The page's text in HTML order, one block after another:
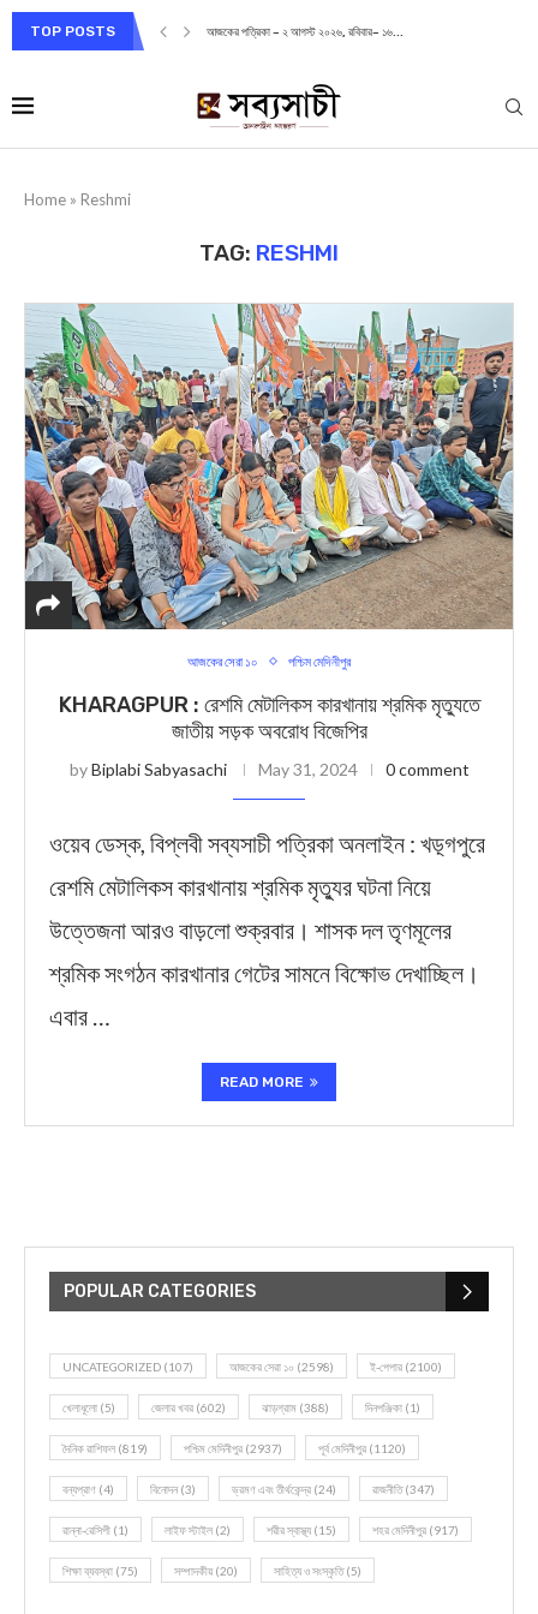
TOP POSTS আজকের পত্রিকা – ২ আগস্ট ২০২৬, রবিবার– ১৬...
Home » Reshmi
TAG: RESHMI
আজকের সেরা ১০ পশ্চিম মেদিনীপুর
KHARAGPUR : রেশমি মেটালিকস কারখানায় শ্রমিক মৃত্যুতে
জাতীয় সড়ক অবরোধ বিজেপির
byBiplabi Sabyasachi May 31, 2024 0 comment
ওয়েব ডেস্ক, বিপ্লবী সব্যসাচী পত্রিকা অনলাইন : খড়্গপুরে
রেশমি মেটালিকস কারখানায় শ্রমিক মৃত্যুর ঘটনা নিয়ে
উত্তেজনা আরও বাড়লো শুক্রবার। শাসক দল তৃণমূলের
শ্রমিক সংগঠন কারখানার গেটের সামনে বিক্ষোভ দেখাচ্ছিল।
এবার …
READ MORE
POPULAR CATEGORIES
UNCATEGORIZED (107) আজকের সেরা ১০ (2598) ই-পেপার (2100)
খেলাধূলো (5) জেলার খবর (602) ঝাড়গ্রাম (388) দিনপঞ্জিকা (1)
দৈনিক রাশিফল (819) পশ্চিম মেদিনীপুর (2937) পূর্ব মেদিনীপুর (1120)
বন্যপ্রাণ (4) বিনোদন(3) ভ্রমণ এবং তীর্থকেন্দ্র (24) রাজনীতি(347)
রান্না-রেসিপী (1) লাইফ স্টাইল (2) শরীর স্বাস্থ্য (15) শহর মেদিনীপুর (917)
শিক্ষা ব্যবস্থা (75) সম্পাদকীয় (20) সাহিত্য ও সংস্কৃতি(5)